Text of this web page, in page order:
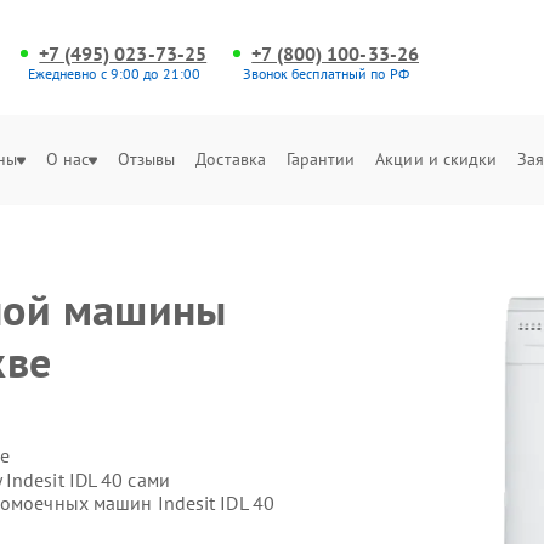
+7 (495) 023-73-25
Ежедневно с 9:00 до 21:00
+7 (800) 100-33-26
Звонок бесплатный по РФ
О нас Отзывы Доставка Гарантии Акции и скидки
машины
IDL 40 сами
машин Indesit IDL 40